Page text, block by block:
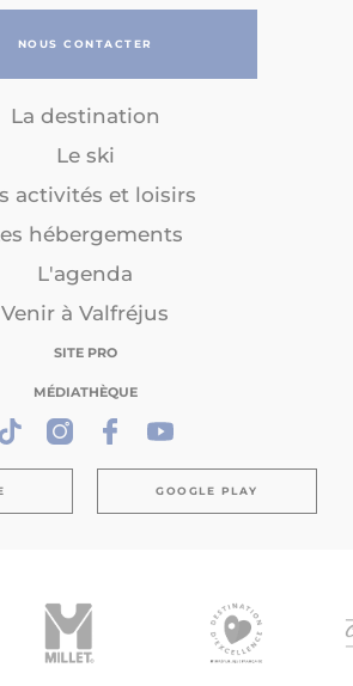
NOUS CONTACTER
La destination
Le ski
activités et loisirs
hébergements
L'agenda
Venir à Valfréjus
SITE PRO
MÉDIATHÈQUE
GOOGLE PLAY